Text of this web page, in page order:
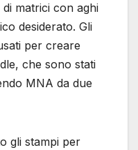
matrici con aghi
desiderato. Gli
per creare
che sono stati
MNA da due
gli stampi per